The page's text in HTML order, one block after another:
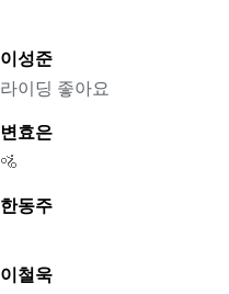
이성준
라이딩 좋아요
변효은
🚵
한동주
이철욱